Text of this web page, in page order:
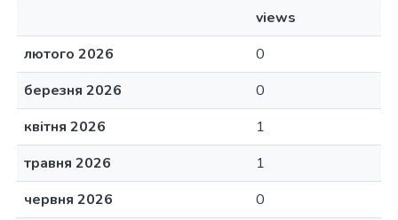
views
лютого 2026
0
березня 2026
0
квітня 2026
1
травня 2026
1
червня 2026
0